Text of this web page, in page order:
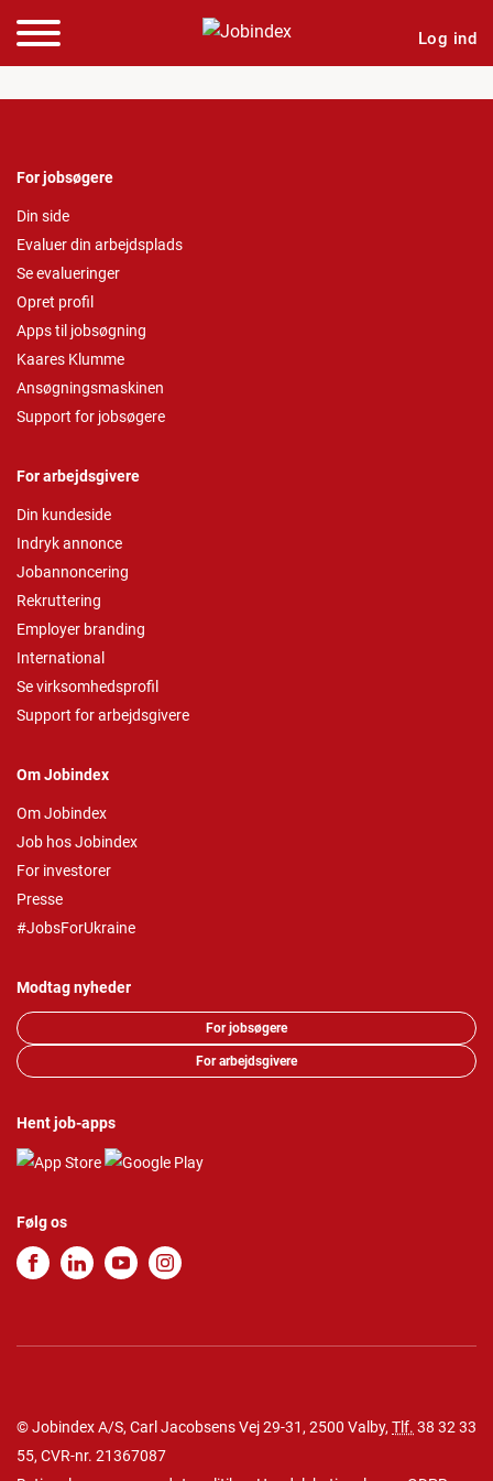
Log ind
For jobsøgere
Din side
Evaluer din arbejdsplads
Se evalueringer
Opret profil
Apps til jobsøgning
Kaares Klumme
Ansøgningsmaskinen
Support for jobsøgere
For arbejdsgivere
Din kundeside
Indryk annonce
Jobannoncering
Rekruttering
Employer branding
International
Se virksomhedsprofil
Support for arbejdsgivere
Om Jobindex
Om Jobindex
Job hos Jobindex
For investorer
Presse
#JobsForUkraine
Modtag nyheder
For jobsøgere
For arbejdsgivere
Hent job-apps
Følg os
© Jobindex A/S, Carl Jacobsens Vej 29-31, 2500 Valby, Tlf. 38 32 33
55, CVR-nr. 21367087